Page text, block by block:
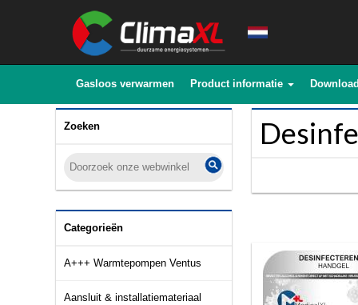
Gasloos verwarmen Product informatie
Zoeken
Categorieën
A+++ Warmtepompen Ventus
Aansluit & installatiemateriaal